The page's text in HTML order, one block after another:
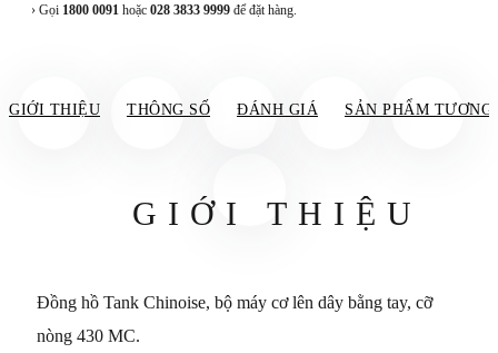
› Gọi 1800 0091 hoặc 028 3833 9999 để đặt hàng.
GIỚI THIỆU THÔNG SỐ ĐÁNH GIÁ SẢN PHẨM TƯƠNG
GIỚI THIỆU
Đồng hồ Tank Chinoise, bộ máy cơ lên dây bằng tay, cỡ
nòng 430 MC.